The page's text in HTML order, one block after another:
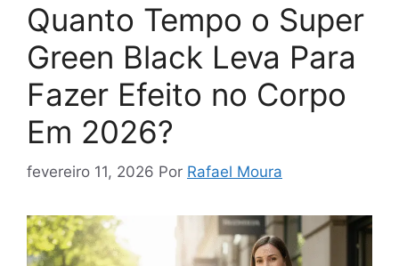
Quanto Tempo o Super
Green Black Leva Para
Fazer Efeito no Corpo
Em 2026?
fevereiro 11, 2026 Por Rafael Moura